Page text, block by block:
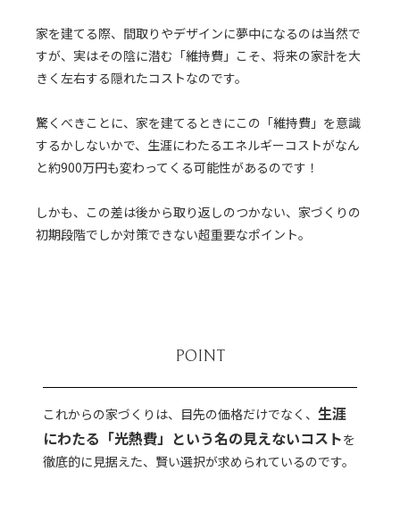
家を建てる際、間取りやデザインに夢中になるのは当然で
すが、実はその陰に潜む「維持費」こそ、将来の家計を大
きく左右する隠れたコストなのです。
驚くべきことに、家を建てるときにこの「維持費」を意識
するかしないかで、生涯にわたるエネルギーコストがなん
と約900万円も変わってくる可能性があるのです！
しかも、この差は後から取り返しのつかない、家づくりの
初期段階でしか対策できない超重要なポイント。
POINT
これからの家づくりは、目先の価格だけでなく、 生涯
にわたる「光熱費」という名の見えないコストを
徹底的に見据えた、賢い選択が求められているのです。